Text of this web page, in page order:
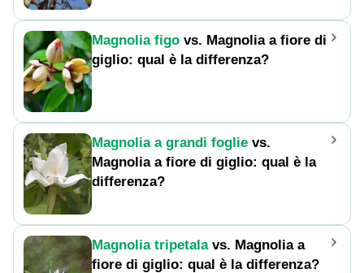
Magnolia figo vs. Magnolia a fiore di
giglio: qual è la differenza?
Magnolia a grandi foglie vs.
Magnolia a fiore di giglio: qual è la
differenza?
Magnolia tripetalavs. Magnolia a
fiore di giglio: qual è la differenza?